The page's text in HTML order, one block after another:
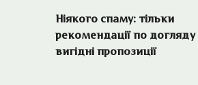
Ніякого спаму: тільки
рекомендації по догляду
вигідні пропозиції